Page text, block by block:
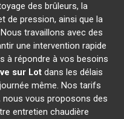
des brûleurs, la
de pression, ainsi que la
travaillons avec des
une intervention rapide
à répondre à vos besoins
sur Lotdans les délais
même. Nos tarifs
vous proposons des
entretien chaudière